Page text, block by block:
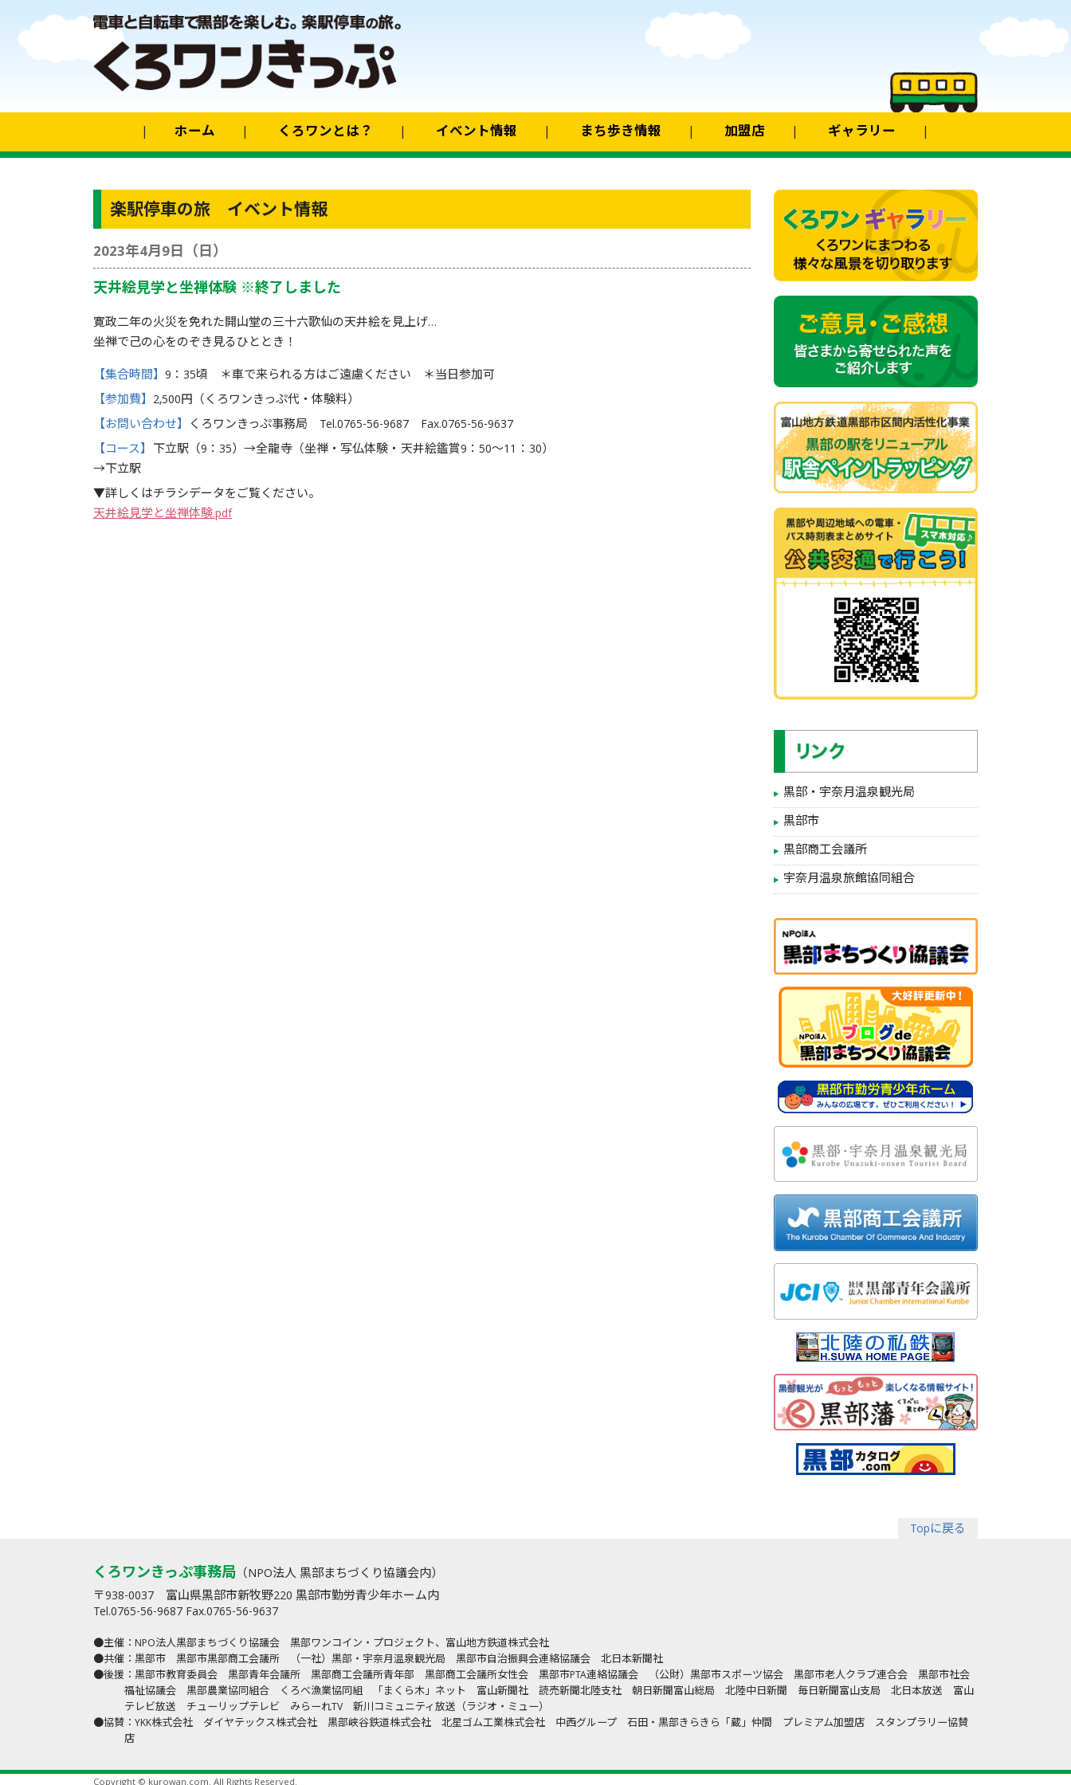
ホーム くろワンとは？ イベント情報 まち歩き情報 加盟店 ギャラリー
楽駅停車の旅 イベント情報
2023年4月9日（日）
天井絵見学と坐禅体験 ※終了しました
寛政二年の火災を免れた開山堂の三十六歌仙の天井絵を見上げ…
坐禅で己の心をのぞき見るひととき！
【集合時間】 9：35頃 ＊車で来られる方はご遠慮ください ＊当日参加可
【参加費】 2,500円（くろワンきっぷ代・体験料）
【お問い合わせ】 くろワンきっぷ事務局 Tel.0765-56-9687 Fax.0765-56-9637
【コース】 下立駅（9：35）→全龍寺（坐禅・写仏体験・天井絵鑑賞9：50～11：30）
→下立駅
▼詳しくはチラシデータをご覧ください。
天井絵見学と坐禅体験.pdf
黒部・宇奈月温泉観光局
黒部市
黒部商工会議所
宇奈月温泉旅館協同組合
Topに戻る
くろワンきっぷ事務局 （NPO法人 黒部まちづくり協議会内）
〒938-0037 富山県黒部市新牧野220 黒部市勤労青少年ホーム内
Tel.0765-56-9687 Fax.0765-56-9637
●主催 ：NPO法人黒部まちづくり協議会 黒部ワンコイン・プロジェクト、富山地方鉄道株式会社
●共催 ：黒部市 黒部市黒部商工会議所 （一社）黒部・宇奈月温泉観光局 黒部市自治振興会連絡協議会 北日本新聞社
●後援 ：黒部市教育委員会 黒部青年会議所 黒部商工会議所青年部 黒部商工会議所女性会 黒部市PTA連絡協議会 （公財）黒部市スポーツ協会 黒部市老人クラブ連合会 黒部市社会
福祉協議会 黒部農業協同組合 くろべ漁業協同組
「まくら木」ネット 富山新聞社 読売新聞北陸支社 朝日新聞富山総局 北陸中日新聞 毎日新聞富山支局 北日本放送 富山
テレビ放送 チューリップテレビ みらーれTV 新川コミュニティ放送（ラジオ・ミュー）
●協賛 ：YKK株式会社 ダイヤテックス株式会社 黒部峡谷鉄道株式会社 北星ゴム工業株式会社 中西グループ 石田・黒部きらきら「蔵」仲間 プレミアム加盟店 スタンプラリー協賛
店